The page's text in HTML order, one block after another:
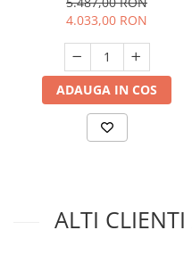
Aparate de aer conditionat
Ventilatoare
Zootehnie
Foarfeci tuns oi
Incubatoare oua
DM200I-50M
4.033,00 RON
ADAUGA IN COS
ALTI